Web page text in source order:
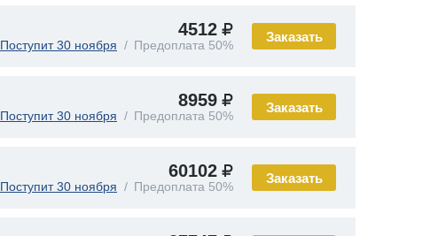
Заказать
4512
Поступит 30 ноября Предоплата 50%
Заказать
8959
Поступит 30 ноября Предоплата 50%
Заказать
60102
Поступит 30 ноября Предоплата 50%